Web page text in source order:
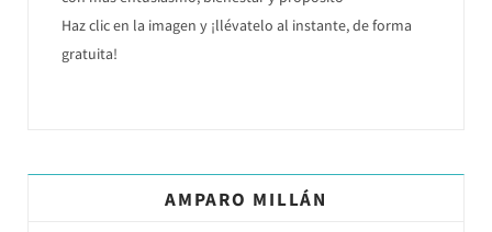
Haz clic en la imagen y ¡llévatelo al instante, de forma
gratuita!
AMPARO MILLÁN